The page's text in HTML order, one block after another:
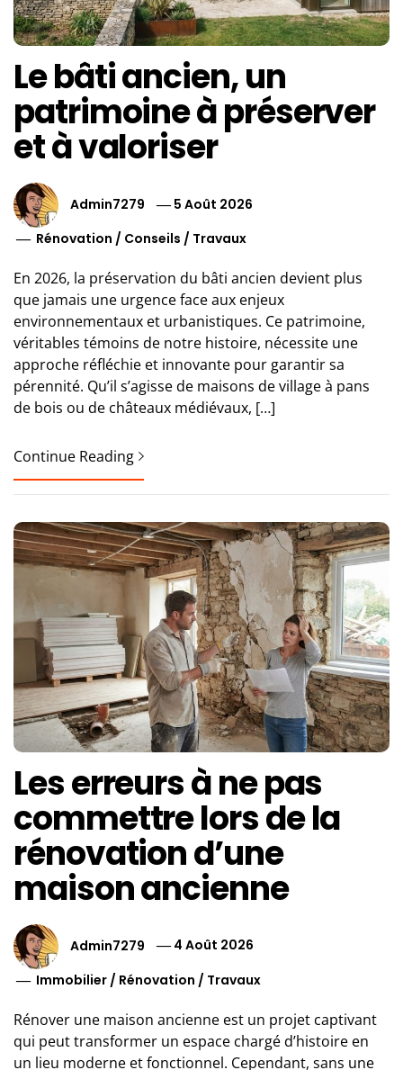
Le bâti ancien, un
patrimoine à préserver
et à valoriser
Admin7279
5 Août 2026
Rénovation / Conseils / Travaux
En 2026, la préservation du bâti ancien devient plus
que jamais une urgence face aux enjeux
environnementaux et urbanistiques. Ce patrimoine,
véritables témoins de notre histoire, nécessite une
approche réfléchie et innovante pour garantir sa
pérennité. Qu’il s’agisse de maisons de village à pans
de bois ou de châteaux médiévaux, […]
Continue Reading
Les erreurs à ne pas
commettre lors de la
rénovation d’une
maison ancienne
Admin7279
4 Août 2026
Immobilier / Rénovation / Travaux
Rénover une maison ancienne est un projet captivant
qui peut transformer un espace chargé d’histoire en
un lieu moderne et fonctionnel. Cependant, sans une